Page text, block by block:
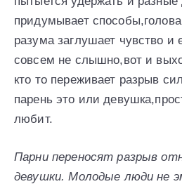
придумывает
разума заглушает чувство и
совсем не слышно,вот и
кто то переживает разрыв
парень это или
любит.
Парни переносят разрыв
девушки. Молодые люди не